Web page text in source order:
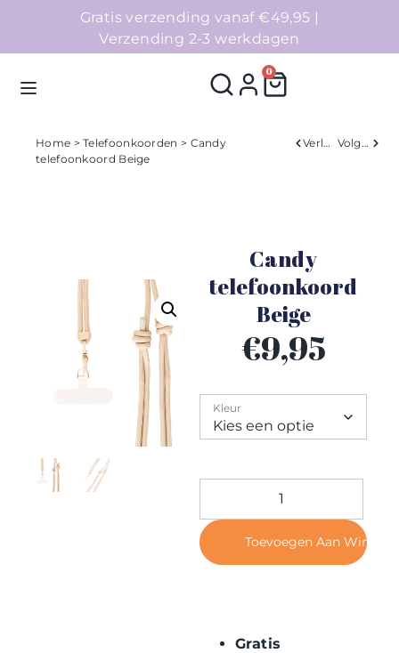
Gratis verzending vanaf €49,95 |
Verzending 2-3 werkdagen
0
Collecties
Home >Telefoonkoorden > Candy
telefoonkoord Beige
Verleden Volgend
Candy
telefoonkoord
Beige
€9,95
Kleur
Toevoegen Aan
Gratis